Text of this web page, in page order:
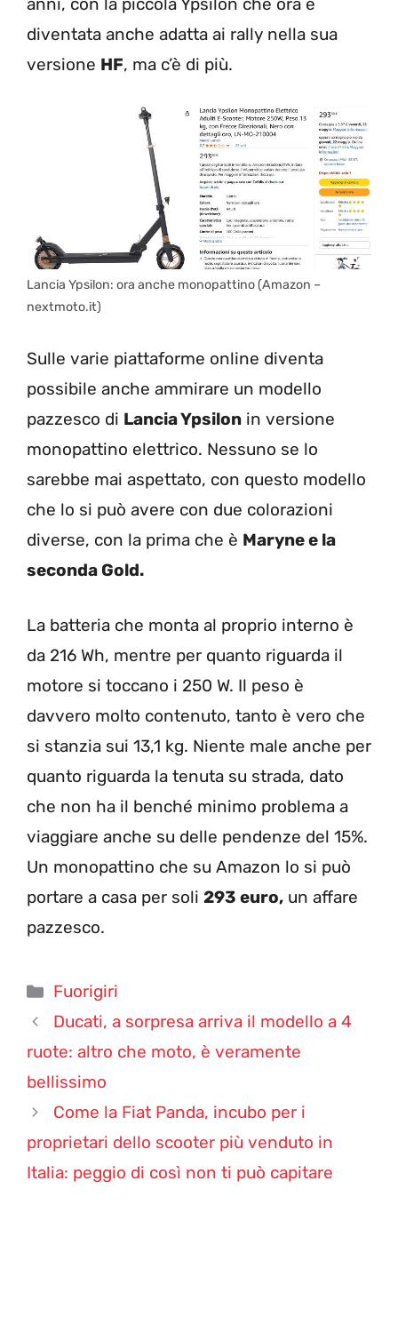
diventata anche adatta ai rally nella sua
versione HF, ma c’è di più.
Lancia Ypsilon: ora anche monopattino (Amazon –
nextmoto.it)
Sulle varie piattaforme online diventa
possibile anche ammirare un modello
pazzesco di Lancia Ypsilon in versione
monopattino elettrico. Nessuno se lo
sarebbe mai aspettato, con questo modello
che lo si può avere con due colorazioni
diverse, con la prima che è Maryne e la
seconda Gold.
La batteria che monta al proprio interno è
da 216 Wh, mentre per quanto riguarda il
motore si toccano i 250 W. Il peso è
davvero molto contenuto, tanto è vero che
si stanzia sui 13,1 kg. Niente male anche per
quanto riguarda la tenuta su strada, dato
che non ha il benché minimo problema a
viaggiare anche su delle pendenze del 15%.
Un monopattino che su Amazon lo si può
portare a casa per soli 293 euro, un affare
pazzesco.
Categorie
Fuorigiri
Ducati, a sorpresa arriva il modello a 4
ruote: altro che moto, è veramente
bellissimo
Come la Fiat Panda, incubo per i
proprietari dello scooter più venduto in
Italia: peggio di così non ti può capitare